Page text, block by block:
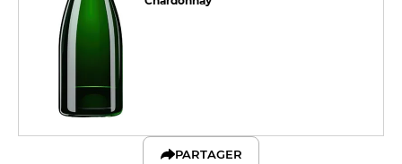
PARTAGER